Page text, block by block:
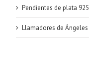
Pendientes de plata 925
Llamadores de Ángeles